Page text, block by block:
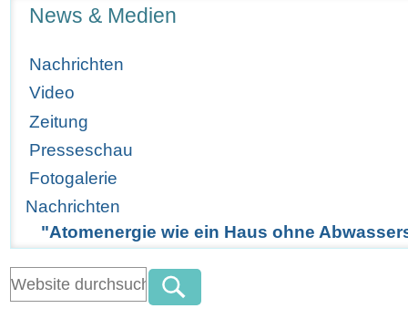
News & Medien
Nachrichten
Video
Zeitung
Presseschau
Fotogalerie
Nachrichten
"Atomenergie wie ein Haus ohne